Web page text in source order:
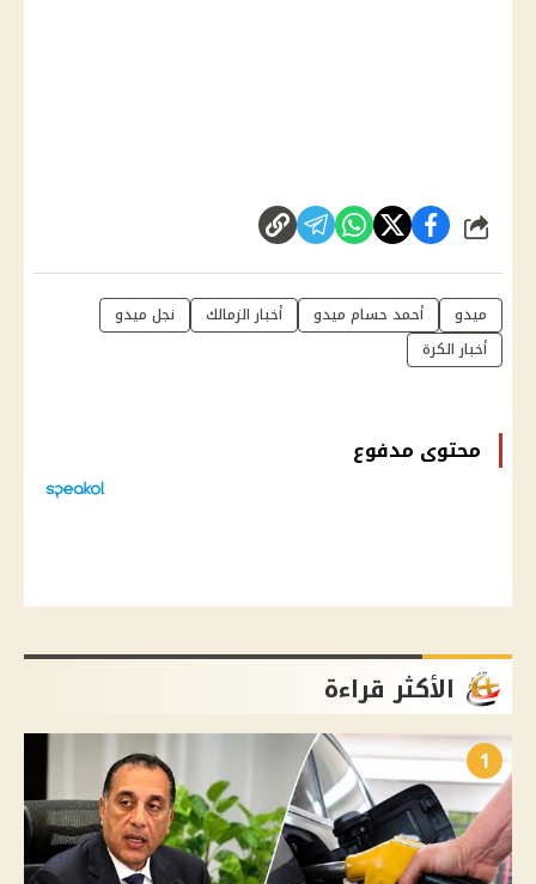
شارك
ميدو أحمد حسام ميدو أخبار الزمالك
نجل ميدو
أخبار الكرة
محتوى مدفوع
الأكثر قراءة
1